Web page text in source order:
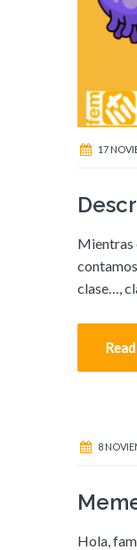
17
Mientras
clase…,
8
Hola,